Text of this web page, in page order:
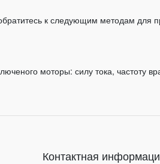
к следующим методам для
моторы: силу тока, частоту
Контактная